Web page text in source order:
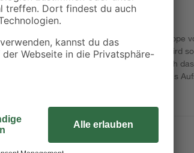
Sie die 12,5 cm breite Rückschlagklappe
Durchmesser. Der Luftstrom wird
von Zugluft wird verhindert oder auch
Die Montage erfolgt durch einfaches